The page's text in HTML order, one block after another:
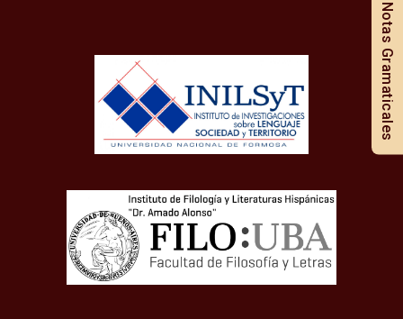
Notas Gramaticales